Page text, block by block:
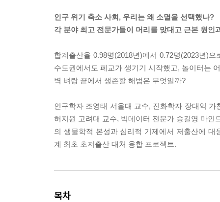
인구 위기 축소 사회, 우리는 왜 소멸을 선택했나?
각 분야 최고 전문가들이 머리를 맞대고 근본 원인
합계출산율 0.98명(2018년)에서 0.72명(2023년)
수도권에서도 폐교가 생기기 시작했고, 놀이터는
벽 벼랑 끝에서 생존할 해법은 무엇일까?
인구학자 조영태 서울대 교수, 진화학자 장대익
허지원 고려대 교수, 빅데이터 전문가 송길영 마
의 생물학적 본성과 심리적 기제에서 저출산에
계 최초 초저출산 대처 융합 프로젝트.
목차